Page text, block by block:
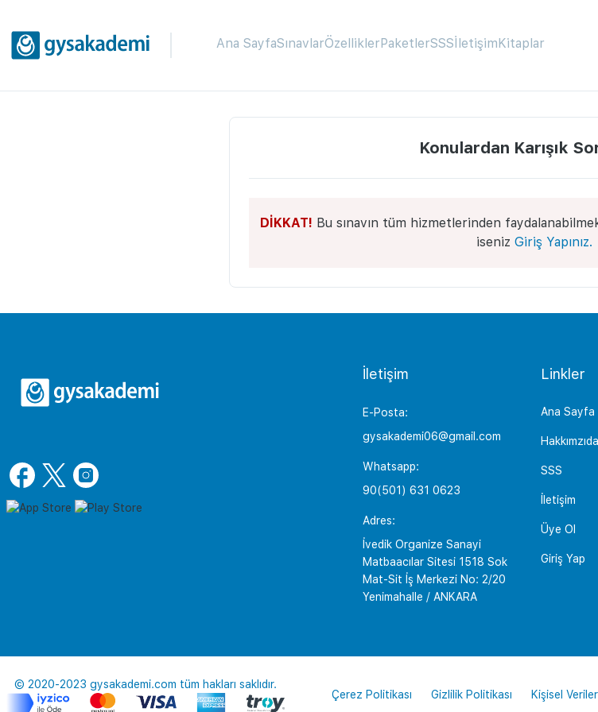
Ana SayfaSınavlarÖzelliklerPaketlerSSSİletişimKitaplar
Konulardan Karışık
DİKKAT! Bu sınavın tüm hizmetlerinden
iseniz Giriş Yapınız.
İletişim
E-Posta:
gysakademi06@gmail.com
Whatsapp:
90(501) 631 0623
Adres:
İvedik Organize Sanayi
Matbaacılar Sitesi 1518 Sok
Mat-Sit İş Merkezi No: 2/20
Yenimahalle / ANKARA
Linkler
Ana Sayfa
Hakkımzıda
SSS
İletişim
Üye Ol
Giriş Yap
© 2020-2023 gysakademi.com tüm hakları saklıdır.
Çerez Politikası
Gizlilik Politikası Kişisel